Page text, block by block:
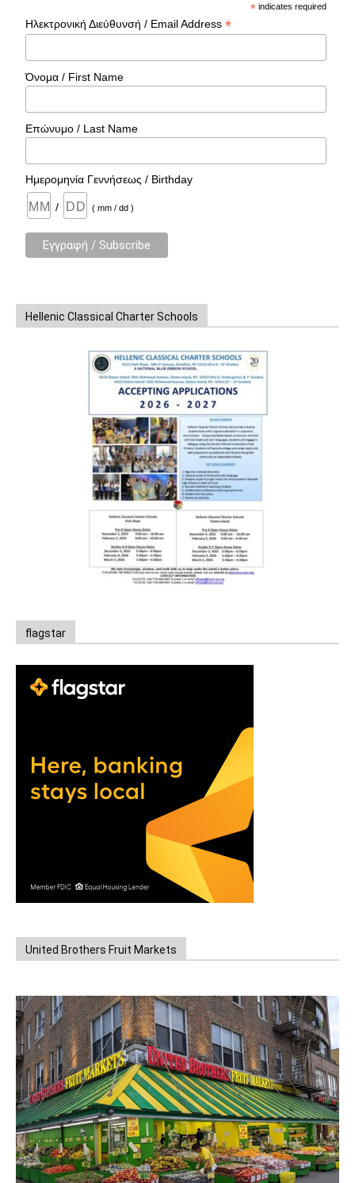
* indicates required
Ηλεκτρονική Διεύθυνσή / Email Address*
Όνομα / First Name
Επώνυμο / Last Name
Ημερομηνία Γεννήσεως / Birthday
/ ( mm / dd )
Hellenic Classical Charter Schools
flagstar
United Brothers Fruit Markets